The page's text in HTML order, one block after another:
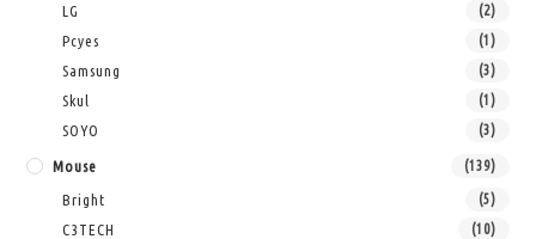
LG (2)
Pcyes (1)
Samsung (3)
Skul (1)
SOYO (3)
Mouse (139)
Bright (5)
C3TECH (10)